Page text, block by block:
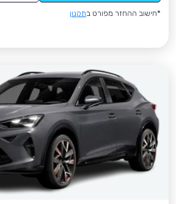
*חישוב ההחזר מפורט בתקנון